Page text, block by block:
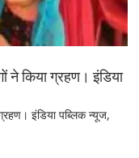
किया ग्रहण। इंडिया
इंडिया पब्लिक न्यूज,